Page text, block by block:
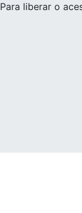
Para liberar o